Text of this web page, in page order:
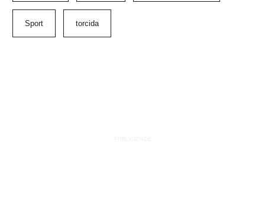
Sport torcida